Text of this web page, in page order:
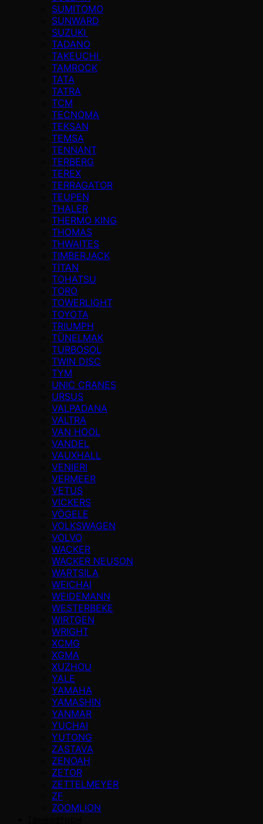
SUMITOMO
SUNWARD
SUZUKI
TADANO
TAKEUCHI
TAMROCK
TATA
TATRA
TCM
TECNOMA
TEKSAN
TEMSA
TENNANT
TERBERG
TEREX
TERRAGATOR
TEUPEN
THALER
THERMO KING
THOMAS
THWAITES
TIMBERJACK
TİTAN
TOHATSU
TORO
TOWERLIGHT
TOYOTA
TRIUMPH
TÜNELMAK
TURBOSOL
TWIN DISC
TYM
UNIC CRANES
URSUS
VALPADANA
VALTRA
VAN HOOL
VANDEL
VAUXHALL
VENIERI
VERMEER
VETUS
VICKERS
VÖGELE
VOLKSWAGEN
VOLVO
WACKER
WACKER NEUSON
WARTSILA
WEICHAI
WEIDEMANN
WESTERBEKE
WIRTGEN
WRIGHT
XCMG
XGMA
XUZHOU
YALE
YAMAHA
YAMASHIN
YANMAR
YUCHAI
YUTONG
ZASTAVA
ZENOAH
ZETOR
ZETTELMEYER
ZF
ZOOMLION